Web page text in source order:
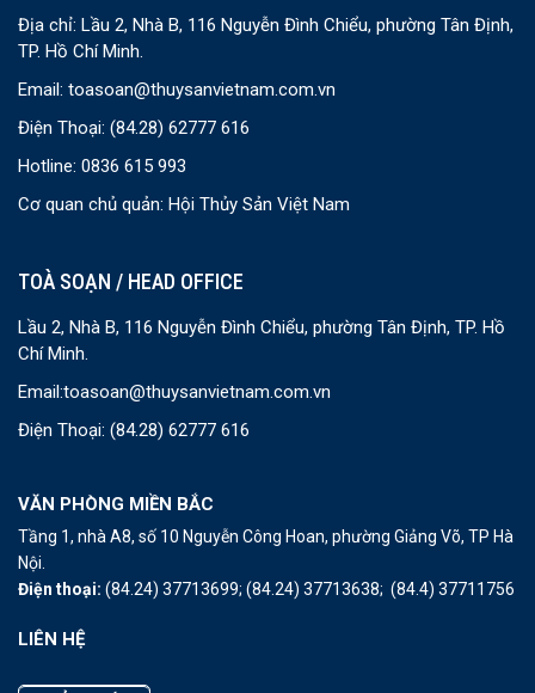
Địa chỉ: Lầu 2, Nhà B, 116 Nguyễn Đình Chiểu, phường Tân Định,
TP. Hồ Chí Minh.
Email: toasoan@thuysanvietnam.com.vn
Điện Thoại: (84.28) 62777 616
Hotline: 0836 615 993
Cơ quan chủ quản: Hội Thủy Sản Việt Nam
TOÀ SOẠN / HEAD OFFICE
Lầu 2, Nhà B, 116 Nguyễn Đình Chiểu, phường Tân Định, TP. Hồ
Chí Minh.
Email:toasoan@thuysanvietnam.com.vn
Điện Thoại: (84.28) 62777 616
VĂN PHÒNG MIỀN BẮC
Tầng 1, nhà A8, số 10 Nguyễn Công Hoan, phường Giảng Võ, TP Hà
Nội.
Điện thoại: (84.24) 37713699; (84.24) 37713638; (84.4) 37711756
LIÊN HỆ